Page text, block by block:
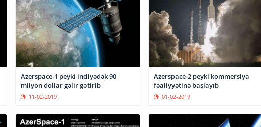
Azerspace-1 peyki indiyədək 90
milyon dollar gəlir gətirib
11-02-2019
Azerspace-2 peyki kommersiya
fəaliyyətinə başlayıb
01-02-2019